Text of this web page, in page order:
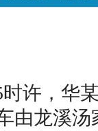
许，华
由龙溪